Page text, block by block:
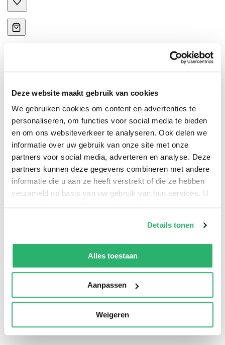
Deze website maakt gebruik van cookies
We gebruiken cookies om content en advertenties te
personaliseren, om functies voor social media te bieden
en om ons websiteverkeer te analyseren. Ook delen we
informatie over uw gebruik van onze site met onze
partners voor social media, adverteren en analyse. Deze
partners kunnen deze gegevens combineren met andere
informatie die u aan ze heeft verstrekt of die ze hebben
verzameld op basis van uw gebruik van hun services. U
kunnen ontvangen en verwerken.
Details tonen
Alles toestaan
Aanpassen
Weigeren
A detailed, illustrated directory of horror movies and
sub-genres, from the birth of cinema to the present
day.